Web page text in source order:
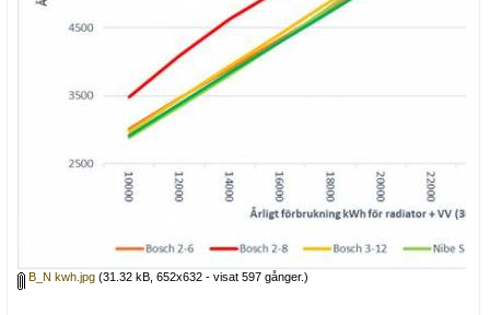
B_N kwh.jpg (31.32 kB, 652x632 - visat 597 gånger.)